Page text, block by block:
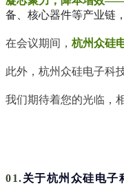
备、核心器件等产业链
在会议期间， 杭州众硅
此外，杭州众硅电子科
我们期待着您的光临，
01.关于杭州众硅电子